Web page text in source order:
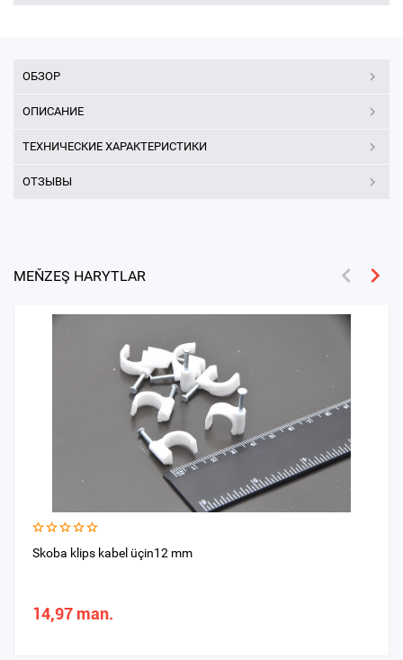
ОБЗОР
ОПИСАНИЕ
ТЕХНИЧЕСКИЕ ХАРАКТЕРИСТИКИ
ОТЗЫВЫ
MEŇZEŞ HARYTLAR
Skoba klips kabel üçin12 mm
14,97 man.